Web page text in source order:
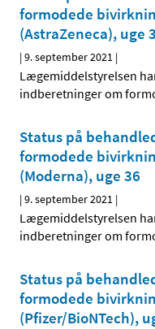
formodede
(AstraZeneca), uge
|9. september 2021 |
Lægemiddelstyrelsen
indberetninger om
Status på
formodede
(Moderna), uge 36
|9. september 2021 |
Lægemiddelstyrelsen
indberetninger om
Status på
formodede
(Pfizer/BioNTech),